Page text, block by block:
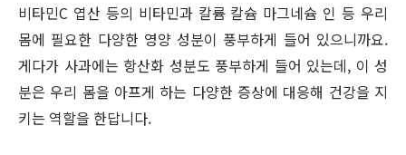
비타민C 엽산 등의 비타민과 칼륨 칼슘 마그네슘 인 등 우리
몸에 필요한 다양한 영양 성분이 풍부하게 들어 있으니까요.
게다가 사과에는 항산화 성분도 풍부하게 들어 있는데, 이 성
분은 우리 몸을 아프게 하는 다양한 증상에 대응해 건강을 지
키는 역할을 한답니다.